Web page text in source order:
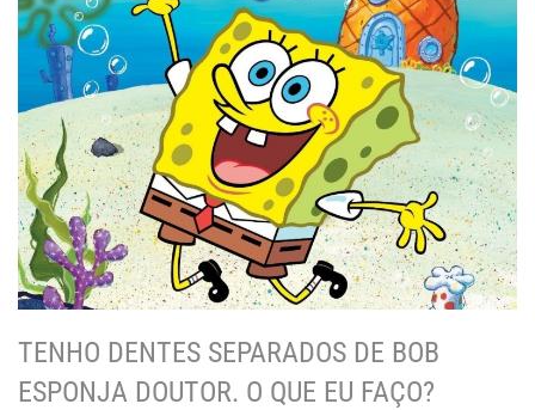
TENHO DENTES SEPARADOS DE BOB
ESPONJA DOUTOR. O QUE EU FAÇO?